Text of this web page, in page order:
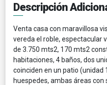
Descripción
Venta casa con maravillosa
vereda el roble, espectacular
de 3.750 mts2, 170 mts2
habitaciones, 4 baños, dos
coinciden en un patio (unidad
huespedes, ambas áreas